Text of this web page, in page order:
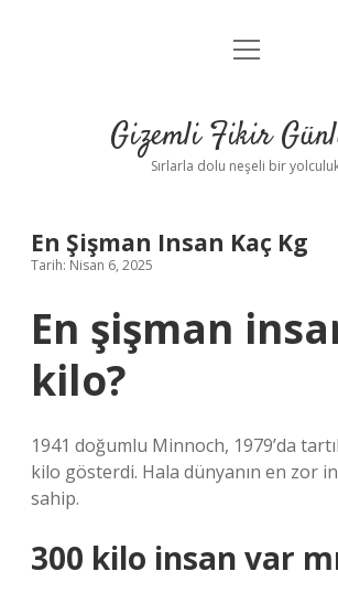
Anasayfa
Yasal Uyarı
menüyü
Gizemli Fikir
Sırlarla dolu neşeli bir
En Şişman Insan Kaç Kg
Tarih: Nisan 6, 2025
En şişman
kilo?
1941 doğumlu Minnoch, 1979’da
kilo gösterdi. Hala dünyanın en zor
sahip.
300 kilo insan var